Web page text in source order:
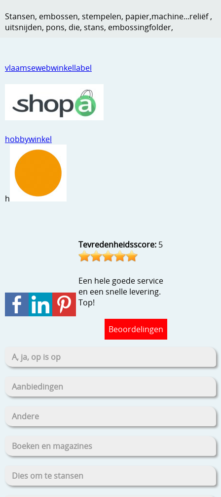
Kneedmateriaal
Knipvellen
Merken
Papier en karton
Ribbelaar
Snijmaterialen
Speciaal papier
Template, mask, stencils, grids
vlaamsewebwinkellabel
hobbywinkel
h
Tevredenheidsscore: 5
Een hele goede service
en een snelle levering.
Top!
Beoordelingen
A, ja, op is op
Aanbiedingen
Andere
Boeken en magazines
Dies om te stansen
Stansen, embossen, stempelen, papier,machine...reliëf ,
uitsnijden, pons, die, stans, embossingfolder,